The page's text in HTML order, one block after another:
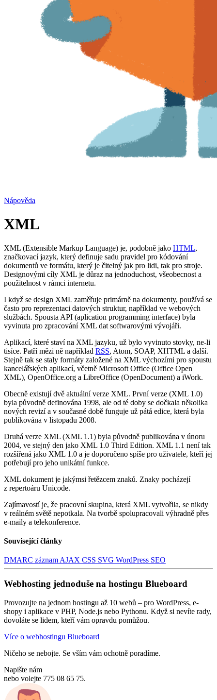
Nápověda
XML
XML (Extensible Markup Language) je, podobně jako HTML,
značkovací jazyk, který definuje sadu pravidel pro kódování
dokumentů ve formátu, který je čitelný jak pro lidi, tak pro stroje.
Designovými cíly XML je důraz na jednoduchost, všeobecnost a
použitelnost v rámci internetu.
I když se design XML zaměřuje primárně na dokumenty, používá se
často pro reprezentaci datových struktur, například ve webových
službách. Spousta API (aplication programming interface) byla
vyvinuta pro zpracování XML dat softwarovými vývojáři.
Aplikací, které staví na XML jazyku, už bylo vyvinuto stovky, ne-li
tisíce. Patří mězi ně například RSS, Atom, SOAP, XHTML a další.
Stejně tak se staly formáty založené na XML výchozími pro spoustu
kancelářských aplikací, včetně Microsoft Office (Office Open
XML), OpenOffice.org a LibreOffice (OpenDocument) a iWork.
Obecně existují dvě aktuální verze XML. První verze (XML 1.0)
byla původně definována 1998, ale od té doby se dočkala několika
nových revizí a v současné době funguje už pátá edice, která byla
publikována v listopadu 2008.
Druhá verze XML (XML 1.1) byla původně publikována v únoru
2004, ve stejný den jako XML 1.0 Third Edition. XML 1.1 není tak
rozšířená jako XML 1.0 a je doporučeno spíše pro uživatele, kteří jej
potřebují pro jeho unikátní funkce.
XML dokument je jakýmsi řetězcem znaků. Znaky pocházejí
z repertoáru Unicode.
Zajímavostí je, že pracovní skupina, která XML vytvořila, se nikdy
v reálném světě nepotkala. Na tvorbě spolupracovali výhradně přes
e-maily a telekonference.
Související články
DMARC záznamAJAX CSS SVG WordPress SEO
Webhosting jednoduše na hostingu Blueboard
Provozujte na jednom hostingu až 10 webů – pro WordPress, e-
shopy i aplikace v PHP, Node.js nebo Pythonu. Když si nevíte rady,
dovoláte se lidem, kteří vám opravdu pomůžou.
Více o webhostingu Blueboard
Ničeho se nebojte. Se vším vám ochotně poradíme.
Napište nám
nebo volejte 775 08 65 75.